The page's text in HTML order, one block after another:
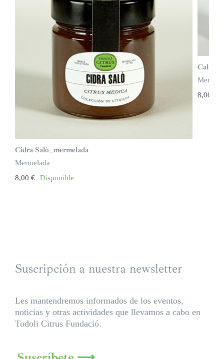
Cidra Salò_mermelada
Mermelada
8,00 € Disponible
8,00
Suscripción a nuestra newsletter
Les mantendremos informados de los eventos,
noticias y otras actividades que llevamos a cabo en
Todoli Citrus Fundació.